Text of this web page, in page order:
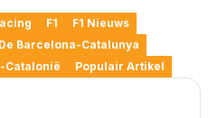
F1
F1 Nieuws
Barcelona-Catalunya
Catalonië Populair Artikel